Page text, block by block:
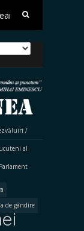
Search
/
al
de gândire